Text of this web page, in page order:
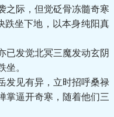
际，但觉砭骨冻髓奇寒
跌坐下地，以本身纯阳真
发觉北冥三魔发动玄阴
坐。
见有异，立时招呼桑禄
掌逼开奇寒，随着他们三